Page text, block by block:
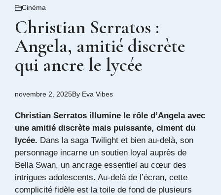
Cinéma
Christian Serratos :
Angela, amitié discrète
qui ancre le lycée
novembre 2, 2025By Eva Vibes
Christian Serratos illumine le rôle d’Angela avec
une amitié discrète mais puissante, ciment du
lycée. Dans la saga Twilight et bien au-delà, son
personnage incarne un soutien loyal auprès de
Bella Swan, un ancrage essentiel au cœur des
intrigues adolescents. Au-delà de l’écran, cette
complicité fidèle est la toile de fond de plusieurs